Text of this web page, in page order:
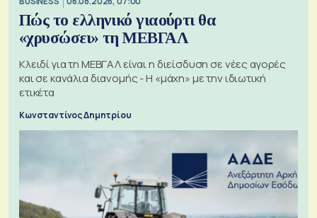
Πώς το ελληνικό γιαούρτι θα
«χρυσώσει» τη ΜΕΒΓΑΛ
Κλειδί για τη ΜΕΒΓΑΛ είναι η διείσδυση σε νέες αγορές
και σε κανάλια διανομής - Η «μάχη» με την ιδιωτική
ετικέτα
Κωνσταντίνος Δημητρίου